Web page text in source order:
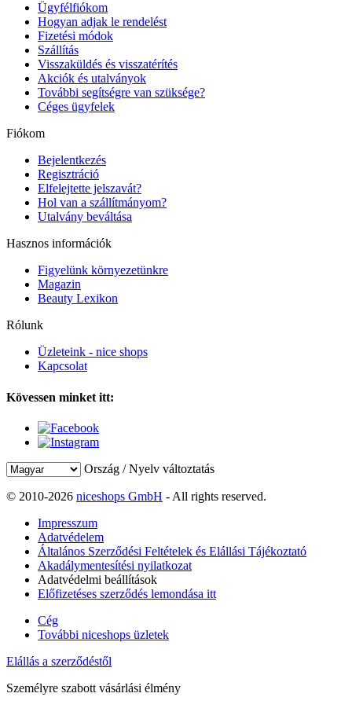
Ügyfélfiókom
Hogyan adjak le rendelést
Fizetési módok
Szállítás
Visszaküldés és visszatérítés
Akciók és utalványok
További segítségre van szüksége?
Céges ügyfelek
Fiókom
Bejelentkezés
Regisztráció
Elfelejtette jelszavát?
Hol van a szállítmányom?
Utalvány beváltása
Hasznos információk
Figyelünk környezetünkre
Magazin
Beauty Lexikon
Rólunk
Üzleteink - nice shops
Kapcsolat
Kövessen minket itt:
Ország / Nyelv változtatás
© 2010-2026 niceshops GmbH - All rights reserved.
Impresszum
Adatvédelem
Általános Szerződési Feltételek és Elállási Tájékoztató
Akadálymentesítési nyilatkozat
Adatvédelmi beállítások
Előfizetéses szerződés lemondása itt
Cég
További niceshops üzletek
Elállás a szerződéstől
Személyre szabott vásárlási élmény